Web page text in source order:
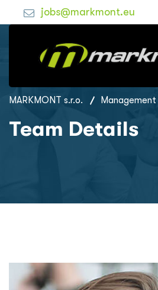
jobs@markmont.eu
MARKMONT s.r.o. Management
Team Details